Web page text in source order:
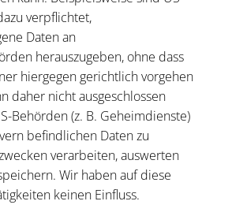
verpflichtet,
Daten an
herauszugeben, ohne dass
hiergegen gerichtlich vorgehen
daher nicht ausgeschlossen
Behörden (z. B. Geheimdienste)
befindlichen Daten zu
verarbeiten, auswerten
Wir haben auf diese
keinen Einfluss.